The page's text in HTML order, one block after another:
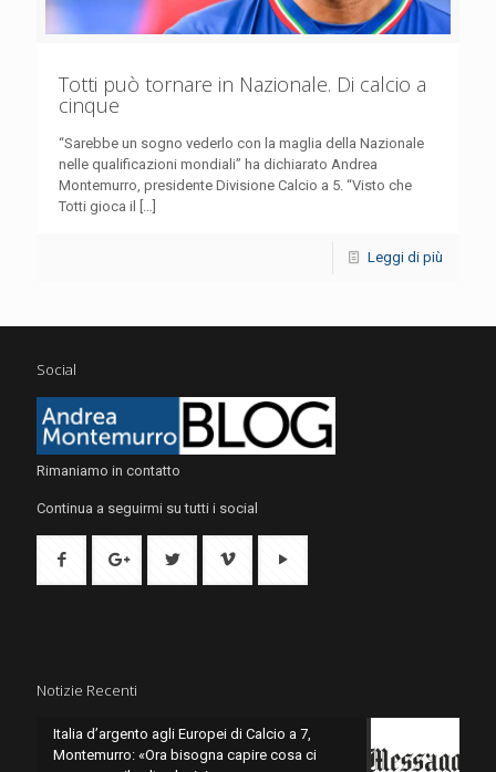
Totti può tornare in Nazionale. Di calcio a
cinque
“Sarebbe un sogno vederlo con la maglia della Nazionale
nelle qualificazioni mondiali” ha dichiarato Andrea
Montemurro, presidente Divisione Calcio a 5. “Visto che
Totti gioca il
[…]
Leggi di più
Social
Rimaniamo in contatto
Continua a seguirmi su tutti i social
Notizie Recenti
Italia d’argento agli Europei di Calcio a 7,
Montemurro: «Ora bisogna capire cosa ci